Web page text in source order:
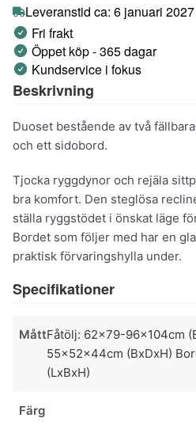
Leveranstid ca: 6 januari 2027
Fri frakt
Öppet köp - 365 dagar
Kundservice i fokus
Beskrivning
Duoset bestående av två
och ett sidobord.
Tjocka ryggdynor och rejäla
bra komfort. Den steglösa
ställa ryggstödet i önskat läge
Bordet som följer med har en
praktisk förvaringshylla under.
Specifikationer
MåttFåtölj: 62x79-96x104cm
55x52x44cm (BxDxH)
(LxBxH)
Färg